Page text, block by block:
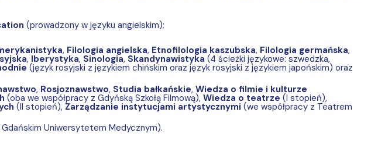
(prowadzony w języku angielskim);
, Filologia angielska, Etnofilologia kaszubska, Filologia germańska,
, Iberystyka, Sinologia, Skandynawistyka (4 ścieżki językowe: szwedzka,
(język rosyjski z językiem chińskim oraz język rosyjski z językiem japońskim) oraz
, Rosjoznawstwo, Studia bałkańskie, Wiedza o filmie i kulturze
(oba we współpracy z Gdyńską Szkołą Filmową), Wiedza o teatrze (I stopień),
(II stopień), Zarządzanie instytucjami artystycznymi (we współpracy z Teatrem
Uniwersytetem Medycznym).